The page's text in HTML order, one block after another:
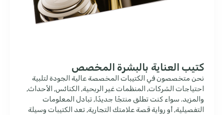
كتيب العناية بالبشرة المخصص
نحن متخصصون في الكتيبات المخصصة عالية الجودة لتلبية
احتياجات الشركات, المنظمات غير الربحية, الكنائس, الأحداث,
والمزيد. سواء كنت تطلق منتجًا جديدًا, تبادل المعلومات
التفصيلية, أو رواية قصة علامتك التجارية, تعد الكتيبات وسيلة